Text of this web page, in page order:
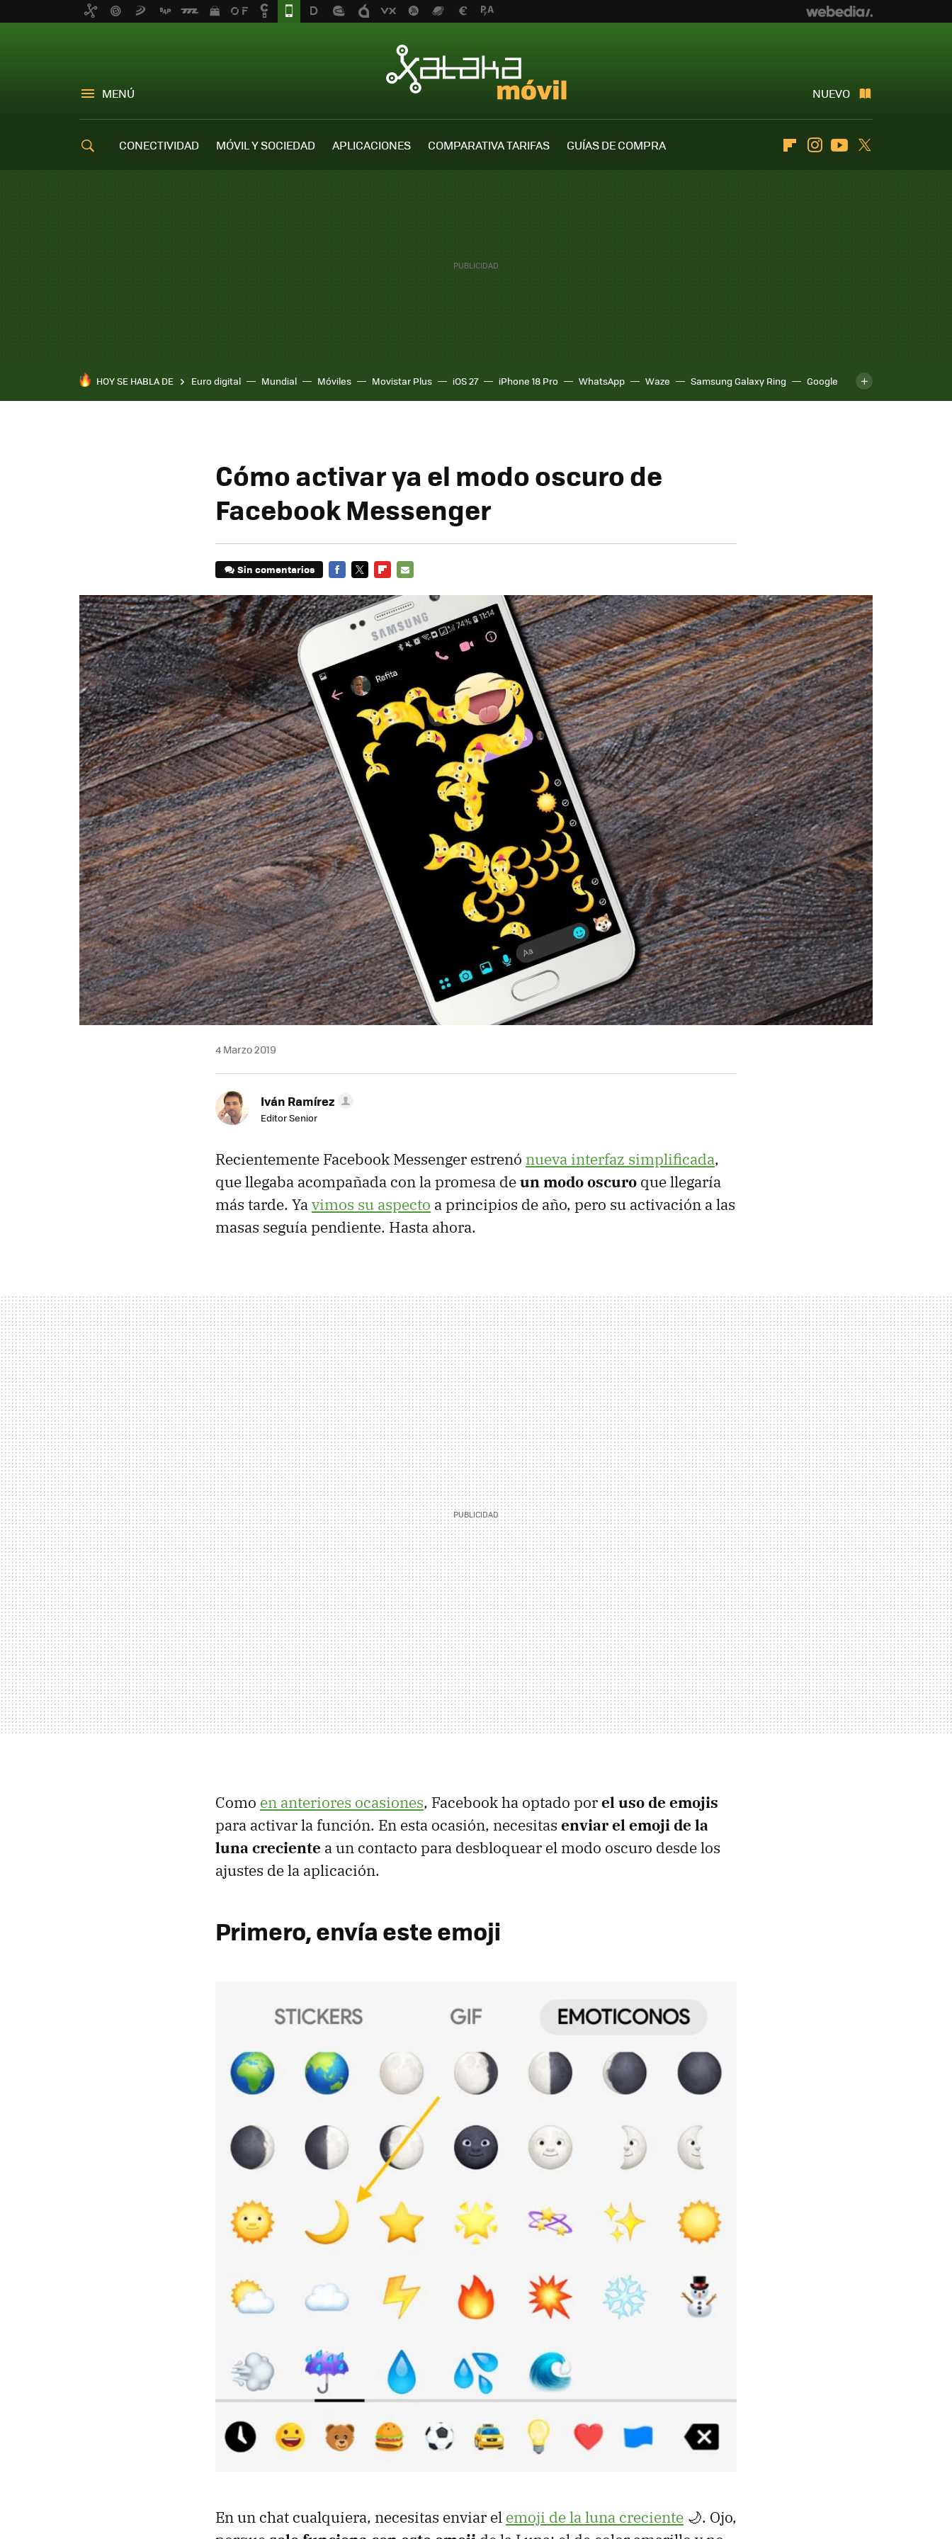
MENÚ NUEVO
CONECTIVIDAD MÓVIL Y SOCIEDAD APLICACIONES COMPARATIVA TARIFAS
GUÍAS DE COMPRA
FlipboardInstagramYoutube
HOY SE HABLA DE Euro digital Mundial Móviles Movistar Plus iOS 27 iPhone 18 Pro WhatsApp Waze Samsung Galaxy Ring
Google
Pixel 10a
Cómo activar ya el modo oscuro de
Facebook Messenger
Sin comentarios
MAIL
4 Marzo 2019
Iván Ramírez
Editor Senior
Recientemente Facebook Messenger estrenó nueva interfaz simplificada,
que llegaba acompañada con la promesa deun modo oscuro que llegaría
más tarde. Yavimos su aspecto a principios de año, pero su activación a las
masas seguía pendiente. Hasta ahora.
Como en anteriores ocasiones, Facebook ha optado porel uso de emojis
para activar la función. En esta ocasión, necesitas enviar el emoji de la
luna creciente a un contacto para desbloquear el modo oscuro desde los
ajustes de la aplicación.
Primero, envía este emoji
En un chat cualquiera, necesitas enviar el emoji de la luna creciente 🌙. Ojo,